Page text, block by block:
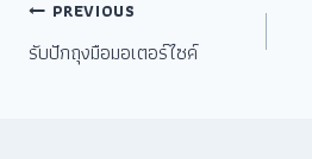
PREVIOUS
รับปักถุงมือมอเตอร์ไซค์